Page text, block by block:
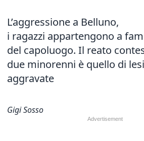
L’aggressione a Belluno,
i ragazzi appartengono a
del capoluogo. Il reato
due minorenni è quello di
aggravate
Gigi Sosso